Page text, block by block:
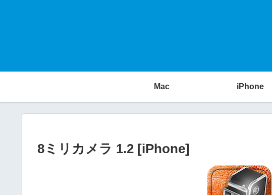
Mac iPhone
8ミリカメラ 1.2 [iPhone]